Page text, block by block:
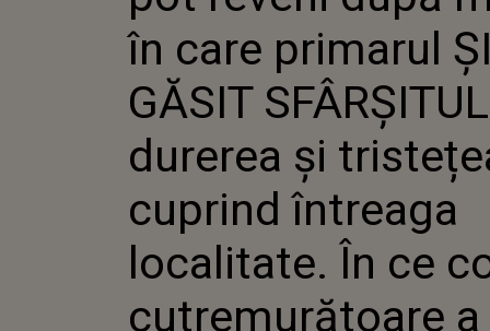
CONDIȚII
MURIT
în care primarul
GĂSIT
durerea și
cuprind întreaga
localitate. În ce
cutremurătoare